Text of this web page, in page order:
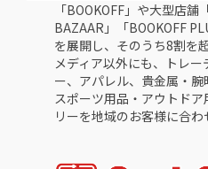
「BOOKOFF」や大型店舗
BAZAAR」「BOOKOFF
を展開し、そのうち8割を
メディア以外にも、トレ
ー、アパレル、貴金属・腕
スポーツ用品・アウトド
リーを地域のお客様に合わ